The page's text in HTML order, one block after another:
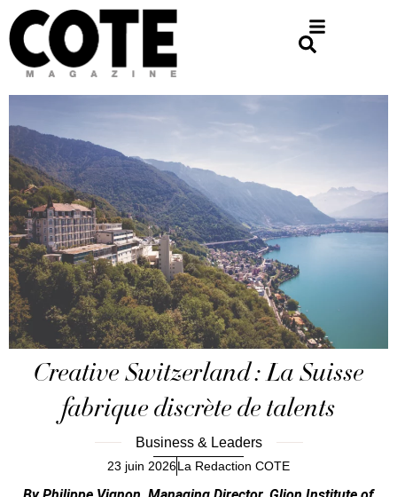
Creative Switzerland : La Suisse
fabrique discrète de talents
Business & Leaders
23 juin 2026La Redaction COTE